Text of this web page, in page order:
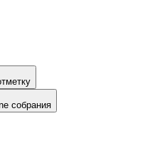
собрания